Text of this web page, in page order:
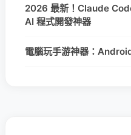
2026 最新！Claude
AI 程式開發神器
電腦玩手游神器：